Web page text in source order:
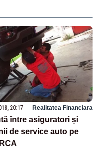
20:17 Realitatea Financiara
între asiguratori și
de service auto pe